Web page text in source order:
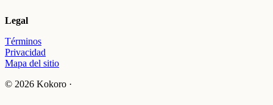
Legal
Términos
Privacidad
Mapa del sitio
© 2026 Kokoro ·